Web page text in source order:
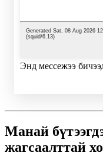
Энд мессежээ
Манай
жагсаалттай